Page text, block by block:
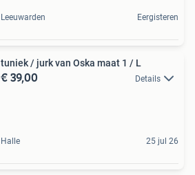
Leeuwarden Eergisteren
tuniek / jurk van Oska maat 1 / L
€ 39,00 Details
Halle 25 jul 26